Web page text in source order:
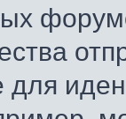
для